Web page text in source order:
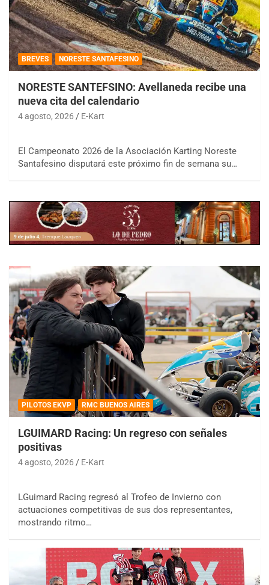
BREVES NORESTE SANTAFESINO
NORESTE SANTEFSINO: Avellaneda recibe una
nueva cita del calendario
4 agosto, 2026 E-Kart
El Campeonato 2026 de la Asociación Karting Noreste
Santafesino disputará este próximo fin de semana su…
PILOTOS EKVP RMC BUENOS AIRES
LGUIMARD Racing: Un regreso con señales
positivas
4 agosto, 2026 E-Kart
LGuimard Racing regresó al Trofeo de Invierno con
actuaciones competitivas de sus dos representantes,
mostrando ritmo…